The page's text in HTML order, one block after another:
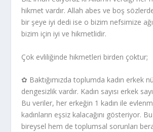
hikmet vardır. Allah abes ve boş
bir şeye iyi dedi ise o bizim nefsimize
bizim için iyi ve hikmetlidir.
Çok evliliğinde hikmetleri birden çoktur;
✿ Baktığımızda toplumda kadın erkek
dengesizlik vardır. Kadın sayısı erkek
Bu veriler, her erkeğin 1 kadın ile
kadınların eşsiz kalacağını gösteriyor.
bireysel hem de toplumsal sorunları